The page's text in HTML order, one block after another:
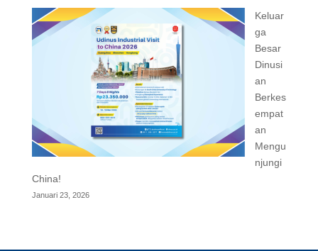
Keluar
ga
Besar
Dinusi
an
Berkes
empat
an
Mengu
njungi
China!
Januari 23, 2026